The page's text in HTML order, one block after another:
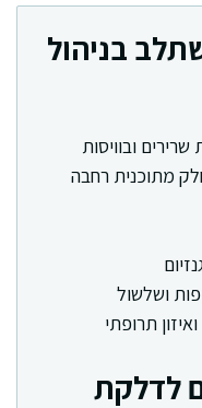
בניהול
ובוויסות
מתוכנית רחבה
ושלשול
תרופתי
לדלקת